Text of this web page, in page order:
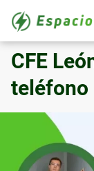
CFE
teléfono